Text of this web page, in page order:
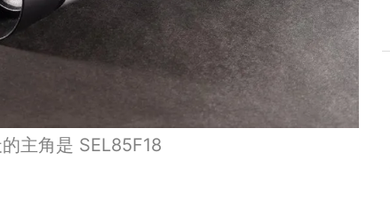
主角是 SEL85F18